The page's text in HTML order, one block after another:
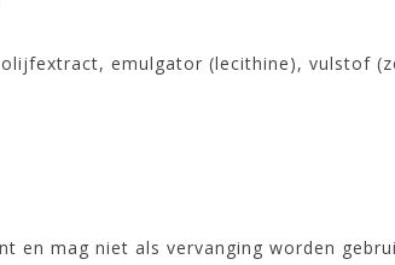
emulgator (lecithine), vulstof
en mag niet als vervanging worden